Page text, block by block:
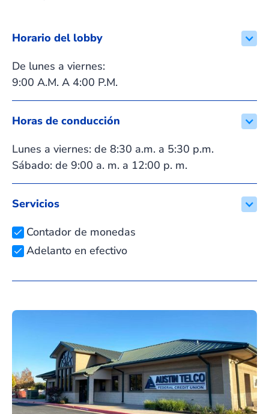
Horario del lobby
De lunes a viernes:
9:00 A.M. A 4:00 P.M.
Horas de conducción
Lunes a viernes: de 8:30 a.m. a 5:30 p.m.
Sábado: de 9:00 a. m. a 12:00 p. m.
Servicios
Contador de monedas
Adelanto en efectivo